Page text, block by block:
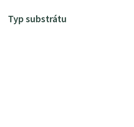
Typ substrátu